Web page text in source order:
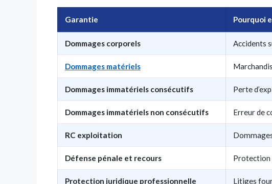
Garantie Pourquoi
Dommages corporels Accidents
Dommages matériels
Dommages immatériels consécutifs Perte
Dommages immatériels non consécutifs Erreur de
RC exploitation
Défense pénale et recours Protection
Protection juridique professionnelle Litiges